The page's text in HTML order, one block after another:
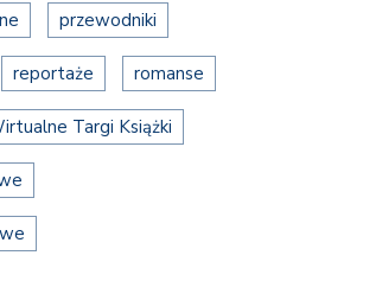
przewodniki
reportaże romanse
Targi Książki